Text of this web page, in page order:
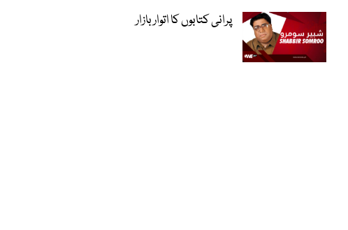
پرانی کتابوں کا اتوار بازار